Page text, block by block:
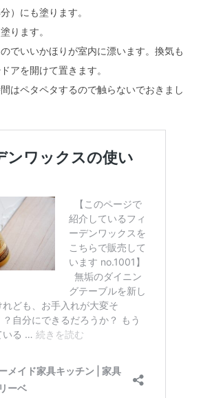
）にも塗ります。
ります。
でいいかほりが室内に漂います。換気も
アを開けて置きます。
はペタペタするので触らないでおきまし